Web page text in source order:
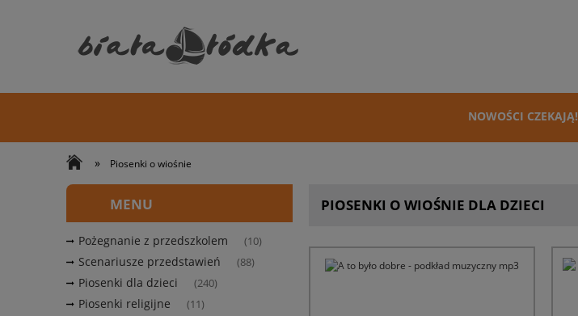
NOWOŚCI CZEKAJĄ!
» Piosenki o wiośnie
MENU
Pożegnanie z przedszkolem (10)
Scenariusze przedstawień (88)
Piosenki dla dzieci (240)
Piosenki religijne (11)
PIOSENKI O WIOŚNIE DLA DZIECI